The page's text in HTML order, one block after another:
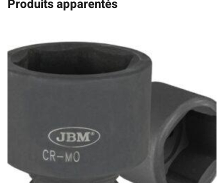
Produits apparentés